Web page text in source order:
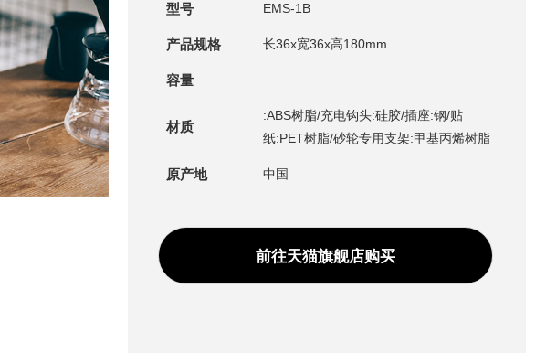
型号 EMS-1B
产品规格 长36x宽36x高180mm
容量
材质
:ABS树脂/充电钩头:硅胶/插座:钢/贴
纸:PET树脂/砂轮专用支架:甲基丙烯树脂
原产地 中国
前往天猫旗舰店购买